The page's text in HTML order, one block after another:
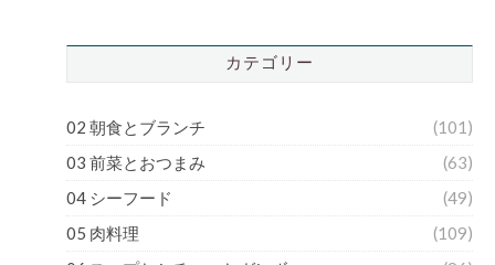
カテゴリー
02 朝食とブランチ
(101)
03 前菜とおつまみ
(63)
04 シーフード
(49)
05 肉料理
(109)